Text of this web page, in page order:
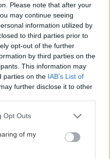
Please note that after your
may continue seeing
information utilized by
to third parties prior to
opt-out of the further
by third parties on the
This information may
parties on the IAB’s List of
further disclose it to other
uses one or more Google
behaviour. You may click to
and its third-party tags to
purposes in below Google
Opt Outs
of my